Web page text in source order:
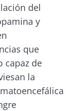
del
y
que
capaz de
la
dejar
y
que le
sobre la
más
generales
de datos